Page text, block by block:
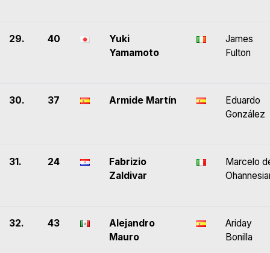
29. 40
Yuki
Yamamoto
James
Fulton
30. 37 Armide Martín
Eduardo
González
31. 24
Fabrizio
Zaldivar
Marcelo
32. 43
Alejandro
Mauro
Ariday
Bonilla